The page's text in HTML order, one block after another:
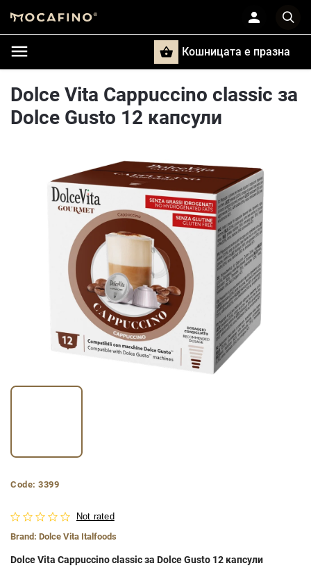
Кошницата e празна
Dolce Vita Cappuccino classic за
Dolce Gusto 12 капсули
Code: 3399
Not rated
Brand: Dolce Vita Italfoods
Dolce Vita Cappuccino classic за Dolce Gusto 12 капсули